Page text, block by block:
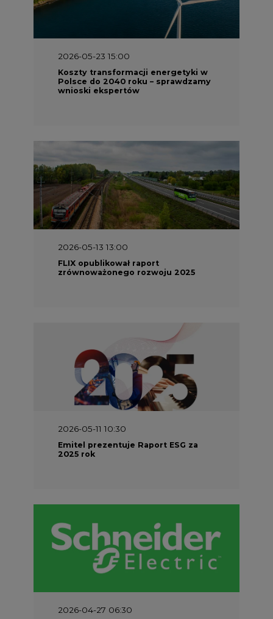
2026-05-23 15:00
Koszty transformacji energetyki w
Polsce do 2040 roku – sprawdzamy
wnioski ekspertów
2026-05-13 13:00
FLIX opublikował raport
zrównoważonego rozwoju 2025
2026-05-11 10:30
Emitel prezentuje Raport ESG za
2025 rok
2026-04-27 06:30